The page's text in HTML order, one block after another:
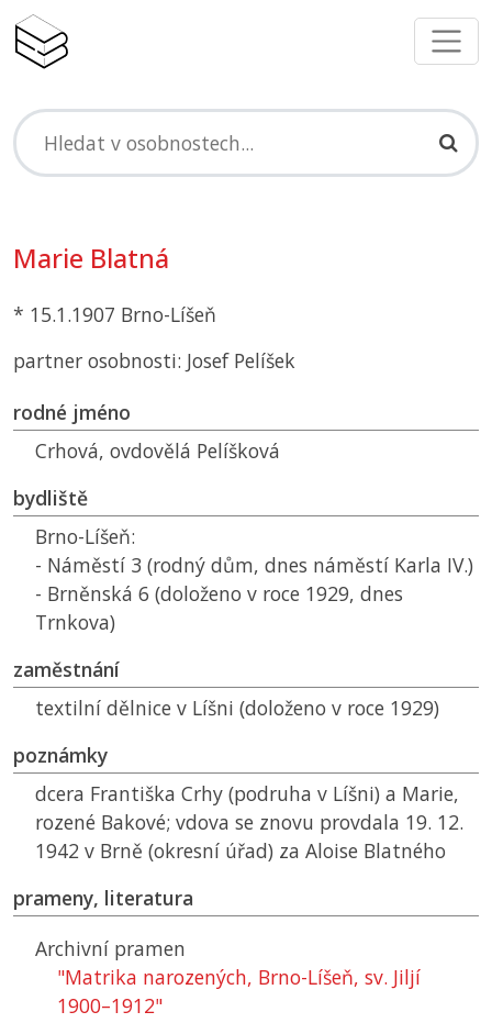
Marie Blatná
* 15.1.1907 Brno-Líšeň
partner osobnosti: Josef Pelíšek
rodné jméno
Crhová, ovdovělá Pelíšková
bydliště
Brno-Líšeň:
- Náměstí 3 (rodný dům, dnes náměstí Karla IV.)
- Brněnská 6 (doloženo v roce 1929, dnes
Trnkova)
zaměstnání
textilní dělnice v Líšni (doloženo v roce 1929)
poznámky
dcera Františka Crhy (podruha v Líšni) a Marie,
rozené Bakové; vdova se znovu provdala 19. 12.
1942 v Brně (okresní úřad) za Aloise Blatného
prameny, literatura
Archivní pramen
"Matrika narozených, Brno-Líšeň, sv. Jiljí
1900–1912"